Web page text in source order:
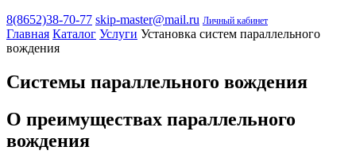
8(8652)38-70-77 skip-master@mail.ru Личный кабинет
Главная Каталог Услуги Установка систем параллельного
вождения
Cистемы параллельного вождения
О преимуществах параллельного
вождения